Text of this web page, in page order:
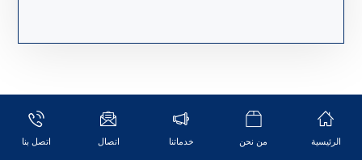
تواصل معنا
الرئيسية من نحن خدماتنا اتصال اتصل بنا